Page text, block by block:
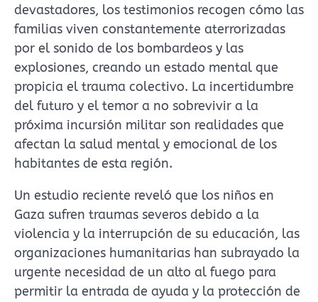
devastadores, los testimonios recogen cómo las
familias viven constantemente aterrorizadas
por el sonido de los bombardeos y las
explosiones, creando un estado mental que
propicia el trauma colectivo. La incertidumbre
del futuro y el temor a no sobrevivir a la
próxima incursión militar son realidades que
afectan la salud mental y emocional de los
habitantes de esta región.
Un estudio reciente reveló que los niños en
Gaza sufren traumas severos debido a la
violencia y la interrupción de su educación, las
organizaciones humanitarias han subrayado la
urgente necesidad de un alto al fuego para
permitir la entrada de ayuda y la protección de